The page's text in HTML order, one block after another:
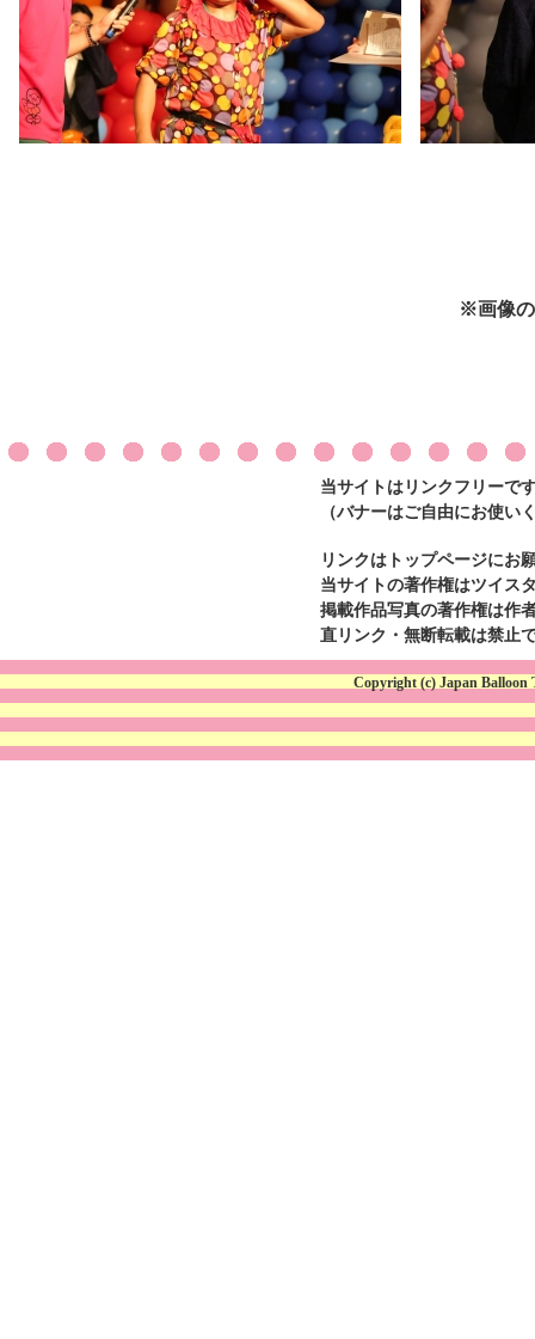
※画像の
当サイトはリンクフリーで
（バナーはご自由にお使い
リンクはトップページに
当サイトの著作権はツイス
掲載作品写真の著作権は作
直リンク・無断転載は禁止
Copyright (c) Japan Balloon